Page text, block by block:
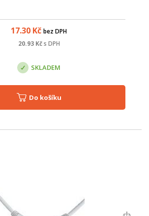
17.30 Kč bez DPH
20.93Kč s DPH
SKLADEM
Do košíku